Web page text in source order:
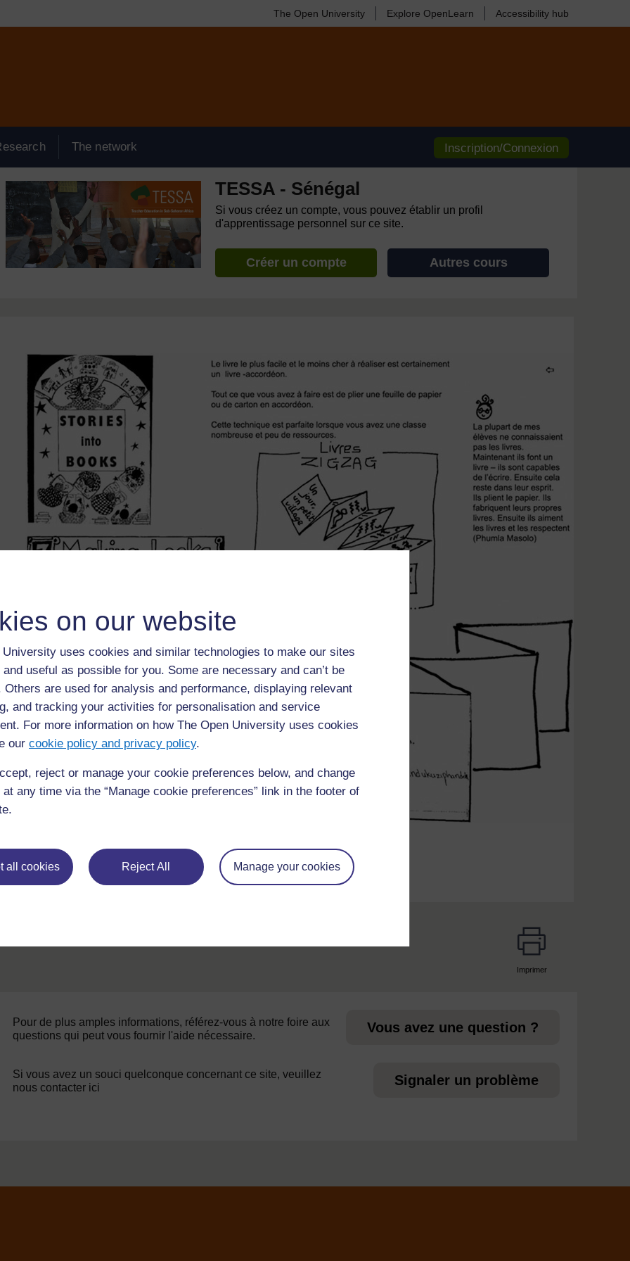
on our website
University uses cookies and similar technologies to make our sites
useful as possible for you. Some are necessary and can’t be
Others are used for analysis and performance, displaying relevant
and tracking your activities for personalisation and service
For more information on how The Open University uses cookies
our cookie policy and privacy policy.
reject or manage your cookie preferences below, and change
any time via the “Manage cookie preferences” link in the footer of
all cookies Reject All Manage your cookies
The Open University Explore OpenLearn Accessibility hub
The network Inscription/Connexion
TESSA - Sénégal
Si vous créez un compte, vous pouvez établir un profil
d'apprentissage personnel sur ce site.
Créer un compte Autres cours
Imprimer
Pour de plus amples informations, référez-vous à notre foire aux
questions qui peut vous fournir l'aide nécessaire.
Vous avez une question ?
Si vous avez un souci quelconque concernant ce site, veuillez
nous contacter ici
Signaler un problème